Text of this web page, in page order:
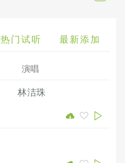
热门试听 最新添加
演唱
林洁珠